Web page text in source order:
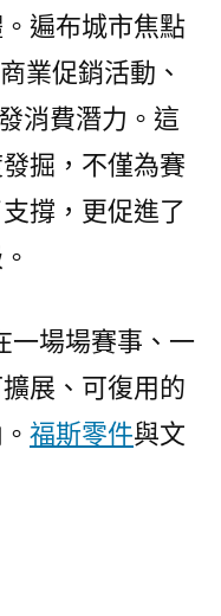
遍布城市焦點
業促銷活動、
消費潛力。這
掘，不僅為賽
撐，更促進了
一場場賽事、一
展、可復用的
福斯零件與文